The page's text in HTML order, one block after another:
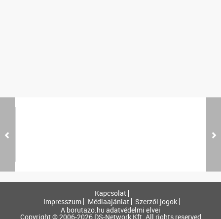
Kapcsolat
Impresszum
Médiaajánlat
Szerzői jogok
A borutazo.hu adatvédelmi elvei
Copyright © 2006-2026 DS-Network Kft. All rights reserved